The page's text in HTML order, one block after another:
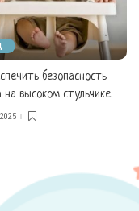
безопасность
на высоком стульчике